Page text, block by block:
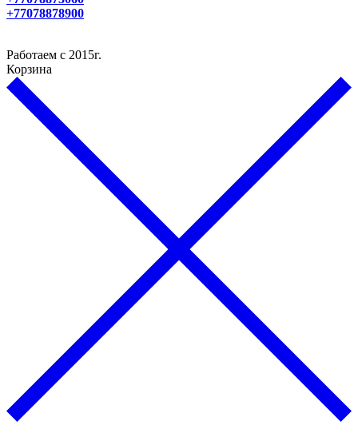
+77078878900
Работаем с 2015г.
Корзина